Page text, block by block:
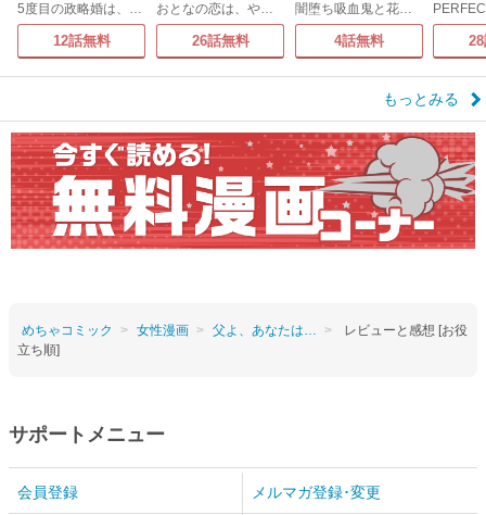
5度目の政略婚は、私を憎むあなたと
12話無料
おとなの恋は、やぶさかにつき。
26話無料
闇堕ち吸血鬼と花嫁のソアレ
4話無料
もっとみる
めちゃコミック 女性漫画 父よ、あなたは…
レビューと感想 [お役
立ち順]
サポートメニュー
会員登録 メルマガ登録･変更